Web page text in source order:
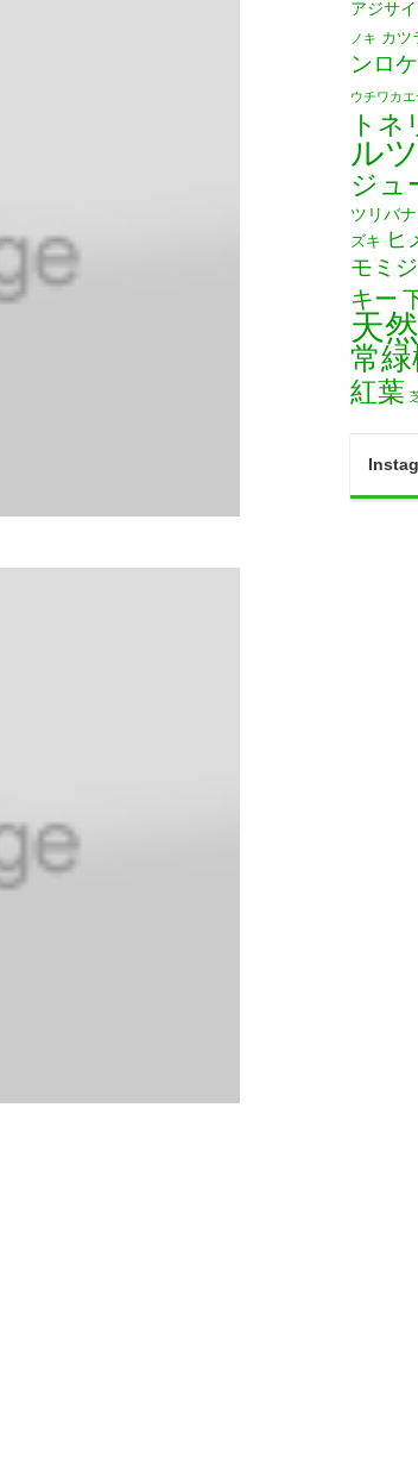
アジサイ
ノキ カツ
ンロ
ウチワカエ
トネ
ル
ジュ
ツリバナ
ズキ ヒ
モミジ
キー
天
常緑
紅葉